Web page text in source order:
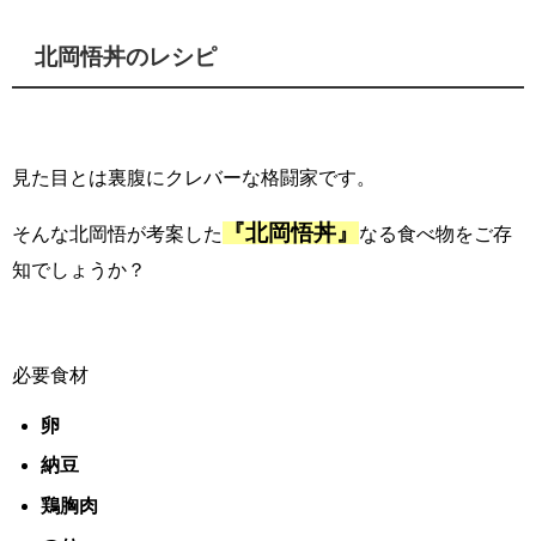
北岡悟丼のレシピ
見た目とは裏腹にクレバーな格闘家です。
そんな北岡悟が考案した 『北岡悟丼』
なる食べ物をご存
知でしょうか？
必要食材
卵
納豆
鶏胸肉